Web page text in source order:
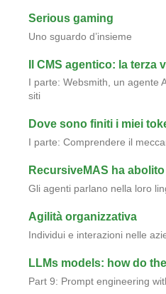
Serious gaming
Uno sguardo d’insieme
Il CMS agentico: la terza
I parte: Websmith, un agente
siti
Dove sono finiti i miei
I parte: Comprendere il
RecursiveMAS ha
Gli agenti parlano nella loro
Agilità organizzativa
Individui e interazioni nelle
LLMs models: how do
Part 9: Prompt engineering